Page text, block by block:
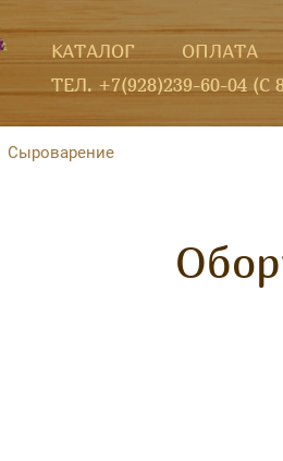
КАТАЛОГ ОПЛАТА
ТЕЛ. +7(928)239-60-04
Сыроварение